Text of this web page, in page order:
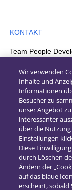
KONTAKT
Team People
+49 711 94958-
suite@msg.group
Wir verwenden
Inhalte und
Informationen
Besucher zu
unser Angebot
interessanter
über die
Einstellungen
Diese
durch Löschen
Ändern der
auf das blaue
erscheint, sobald